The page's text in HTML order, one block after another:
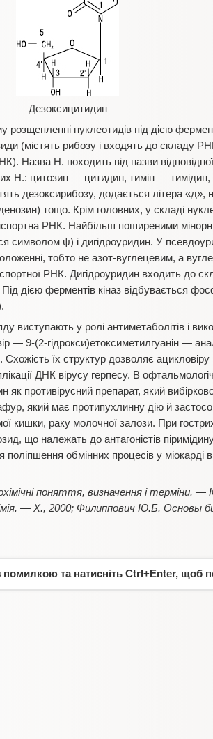
Дезоксицитидин
нуклеотидів під дією
(містять рибозу і входять до складу
Назва Н. походить від назви відповідної
Н.: цитозин — цитидин, тимін —
дезоксирибозу, додається літера «д»,
тощо. Крім головних, у складі
РНК. Найбільш поширеними
ψ) і дигідроуридин. У
тобто не азот-вуглецевим, а
РНК. Дигідроуридин входить до
дією ферментів кіназ відбувається
виступають у ролі антиметаболітів і
— 9-(2-гідрокси)етоксиметилгуанін —
їх структур дозволяє ацикловіру
ДНК вірусу герпесу. В
противірусний препарат, який
який має протипухлинну дію й
кишки, раку молочної залози. При
що належать до антагоністів
поліпшення обмінних процесів у міокарді
поняття, визначення і терміни.
— Х., 2000; Филиппович Ю.Б. Основы
помилкою та натисніть Ctrl+Enter, щоб